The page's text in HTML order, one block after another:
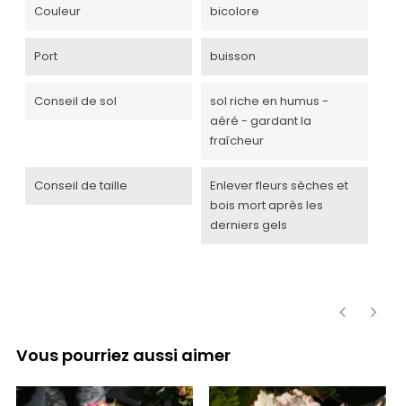
Couleur bicolore
Port buisson
Conseil de sol
sol riche en humus -
aéré - gardant la
fraîcheur
Conseil de taille
Enlever fleurs sèches et
bois mort après les
derniers gels
Vous pourriez aussi aimer